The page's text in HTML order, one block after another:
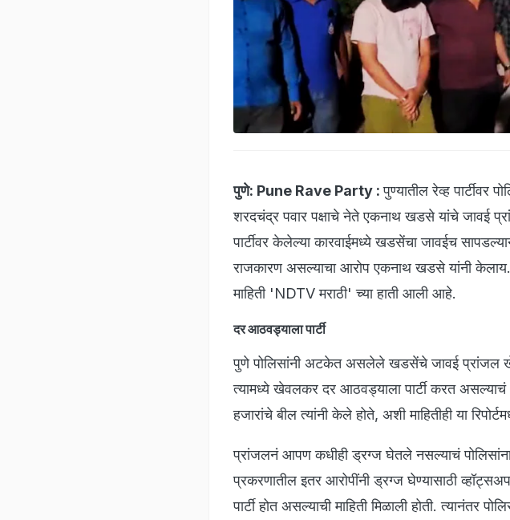
पुणे: Pune Rave Party :पुण्यातील रेव्ह पार्टीवर
शरदचंद्र पवार पक्षाचे नेते एकनाथ खडसे यांचे जावई
पार्टीवर केलेल्या कारवाईमध्ये खडसेंचा जावईच
राजकारण असल्याचा आरोप एकनाथ खडसे यांनी केलाय.
माहिती 'NDTV मराठी' च्या हाती आली आहे.
दर आठवड्याला पार्टी
पुणे पोलिसांनी अटकेत असलेले खडसेंचे जावई प्रांजल
त्यामध्ये खेवलकर दर आठवड्याला पार्टी करत
हजारांचे बील त्यांनी केले होते, अशी माहितीही या
प्रांजलनं आपण कधीही ड्रग्ज घेतले नसल्याचं
प्रकरणातील इतर आरोपींनी ड्रग्ज घेण्यासाठी
पार्टी होत असल्याची माहिती मिळाली होती. त्यानंतर